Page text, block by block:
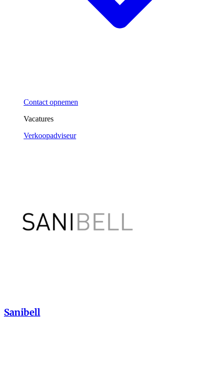
Contact opnemen
Vacatures
Verkoopadviseur
Sanibell